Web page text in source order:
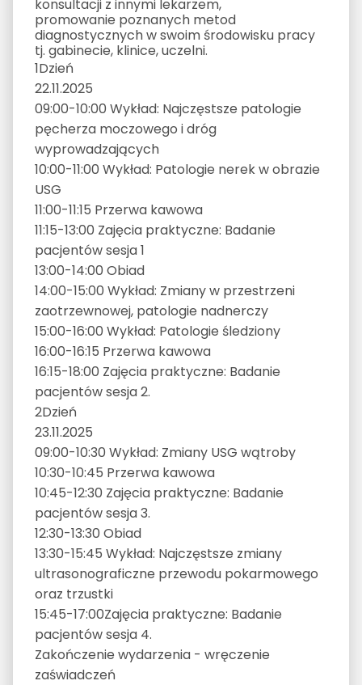
konsultacji z innymi lekarzem,
promowanie poznanych metod
diagnostycznych w swoim środowisku pracy
tj. gabinecie, klinice, uczelni.
1Dzień
22.11.2025
09:00-10:00 Wykład: Najczęstsze patologie
pęcherza moczowego i dróg
wyprowadzających
10:00-11:00 Wykład: Patologie nerek w obrazie
USG
11:00-11:15 Przerwa kawowa
11:15-13:00 Zajęcia praktyczne: Badanie
pacjentów sesja 1
13:00-14:00 Obiad
14:00-15:00 Wykład: Zmiany w przestrzeni
zaotrzewnowej, patologie nadnerczy
15:00-16:00 Wykład: Patologie śledziony
16:00-16:15 Przerwa kawowa
16:15-18:00 Zajęcia praktyczne: Badanie
pacjentów sesja 2.
2Dzień
23.11.2025
09:00-10:30 Wykład: Zmiany USG wątroby
10:30-10:45 Przerwa kawowa
10:45-12:30 Zajęcia praktyczne: Badanie
pacjentów sesja 3.
12:30-13:30 Obiad
13:30-15:45 Wykład: Najczęstsze zmiany
ultrasonograficzne przewodu pokarmowego
oraz trzustki
15:45-17:00Zajęcia praktyczne: Badanie
pacjentów sesja 4.
Zakończenie wydarzenia - wręczenie
zaświadczeń